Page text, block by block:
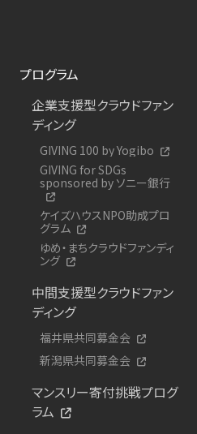
プログラム
企業支援型クラウドファン
ディング
GIVING 100 by Yogibo
GIVING for SDGs
sponsored by ソニー銀行
ケイズハウスNPO助成プロ
グラム
ゆめ・まちクラウドファンディ
ング
中間支援型クラウドファン
ディング
福井県共同募金会
新潟県共同募金会
マンスリー寄付挑戦プログ
ラム